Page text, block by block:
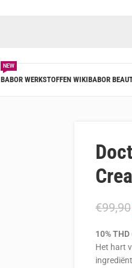
BABOR WERKSTOFFEN WIKI
NEW
BABOR
€99,90
10%
Het hart